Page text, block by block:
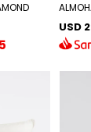
USD